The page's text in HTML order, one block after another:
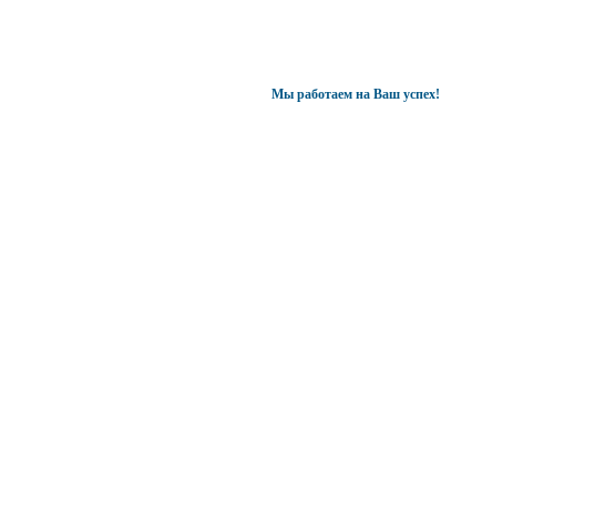
Мы работаем на Ваш успех!